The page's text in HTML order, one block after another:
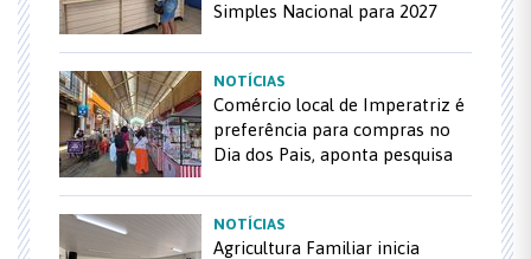
Simples Nacional para 2027
NOTÍCIAS
Comércio local de Imperatriz é
preferência para compras no
Dia dos Pais, aponta pesquisa
NOTÍCIAS
Agricultura Familiar inicia